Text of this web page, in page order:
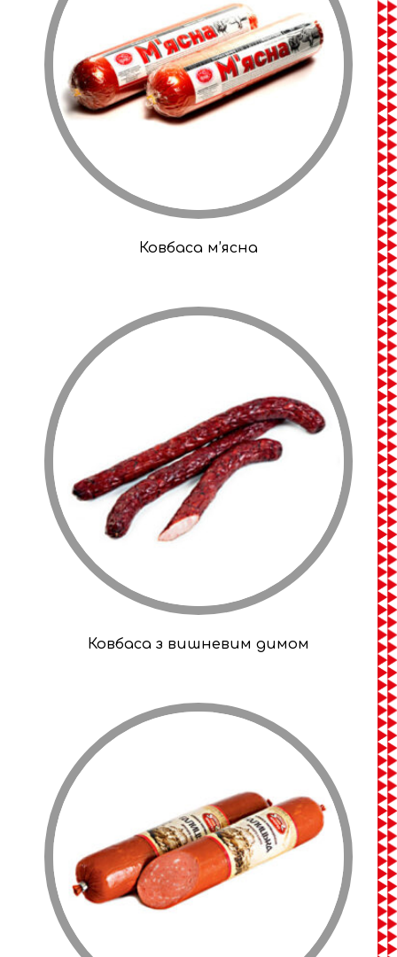
Ковбаса м’ясна
Ковбаса з вишневим димом